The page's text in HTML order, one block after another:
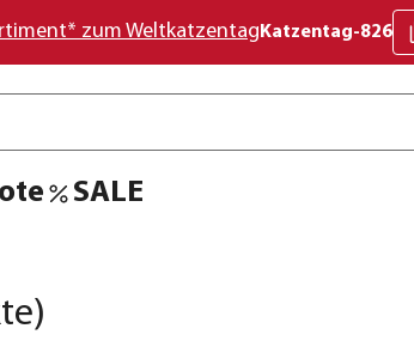
zum Weltkatzentag Katzentag-826
SALE